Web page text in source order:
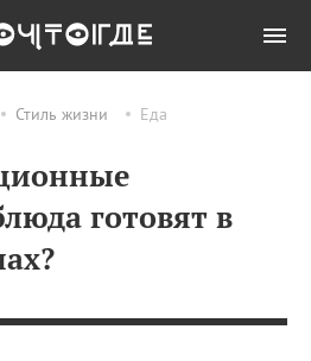
Стиль жизни Еда
готовят в